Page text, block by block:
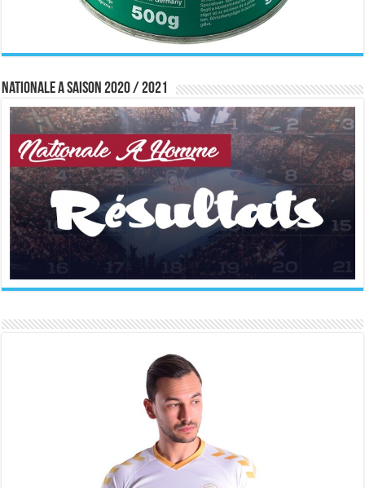
Nationale A saison 2020 / 2021